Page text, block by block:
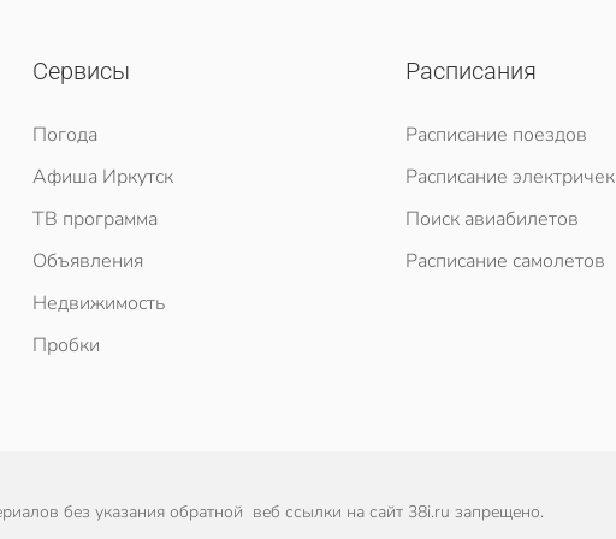
Сервисы
Погода
Афиша Иркутск
ТВ программа
Объявления
Недвижимость
Пробки
Расписания
Расписание поездов
Расписание электричек
Поиск авиабилетов
Расписание самолетов
без указания обратной веб ссылки на сайт 38i.ru запрещено.